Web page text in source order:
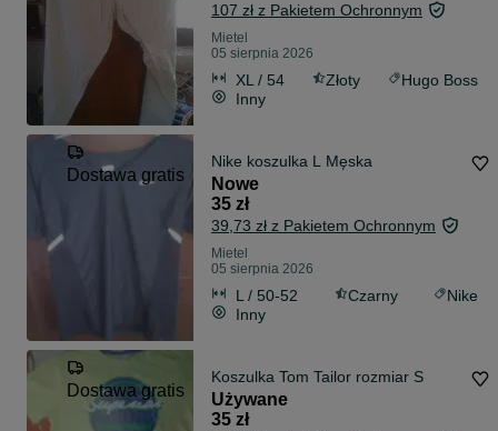
107 zł z Pakietem Ochronnym
Mietel
05 sierpnia 2026
XL / 54 Złoty
Hugo Boss
Inny
Dostawa gratis
Nike koszulka L Męska
Nowe
35 zł
39,73 zł z Pakietem Ochronnym
Mietel
05 sierpnia 2026
L / 50-52 Czarny
Nike
Inny
Dostawa gratis
Koszulka Tom Tailor rozmiar S
Używane
35 zł